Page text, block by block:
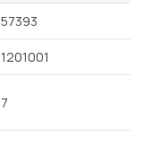
57393
1201001
7